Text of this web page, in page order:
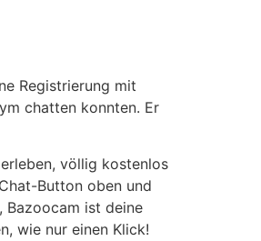
Registrierung mit
chatten konnten. Er
völlig kostenlos
Button oben und
Bazoocam ist deine
wie nur einen Klick!